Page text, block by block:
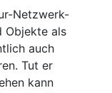
Netzwerk-
Objekte als
auch
Tut er
kann